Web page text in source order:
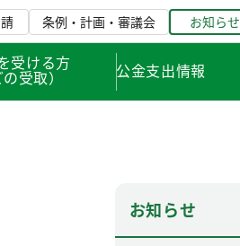
条例・計画・審議会 お知らせ
受ける方
受取） 公金支出情報
お知らせ